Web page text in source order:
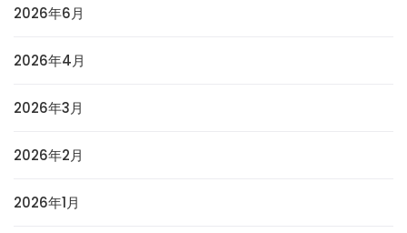
2026年6月
2026年4月
2026年3月
2026年2月
2026年1月